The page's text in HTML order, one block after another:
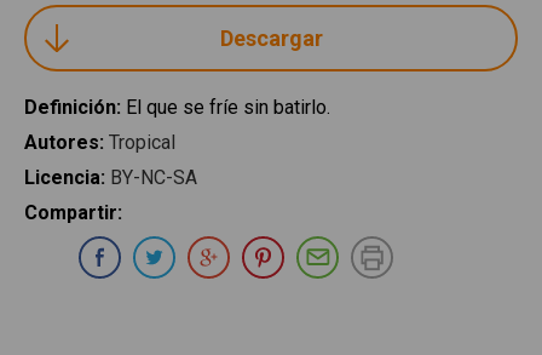
Descargar
Definición: El que se fríe sin batirlo.
Autores: Tropical
Licencia: BY-NC-SA
Compartir:
Compartir en Whatsapp
Compartir en Facebook
Compartir en Twitter
Compartir en Google Plus
Compartir en Pinterest
Compartir por E-